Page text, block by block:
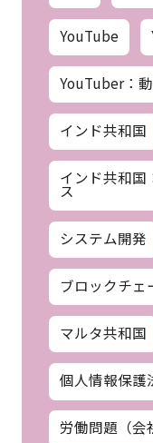
YouTube
YouTuber：
インド共和国
インド共和国
ス
システム開発
ブロックチェ
マルタ共和国
個人情報保護
労働問題（会